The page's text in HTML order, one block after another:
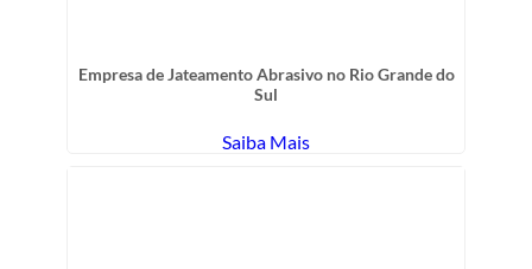
Empresa de Jateamento Abrasivo no Rio Grande do
Sul
Saiba Mais